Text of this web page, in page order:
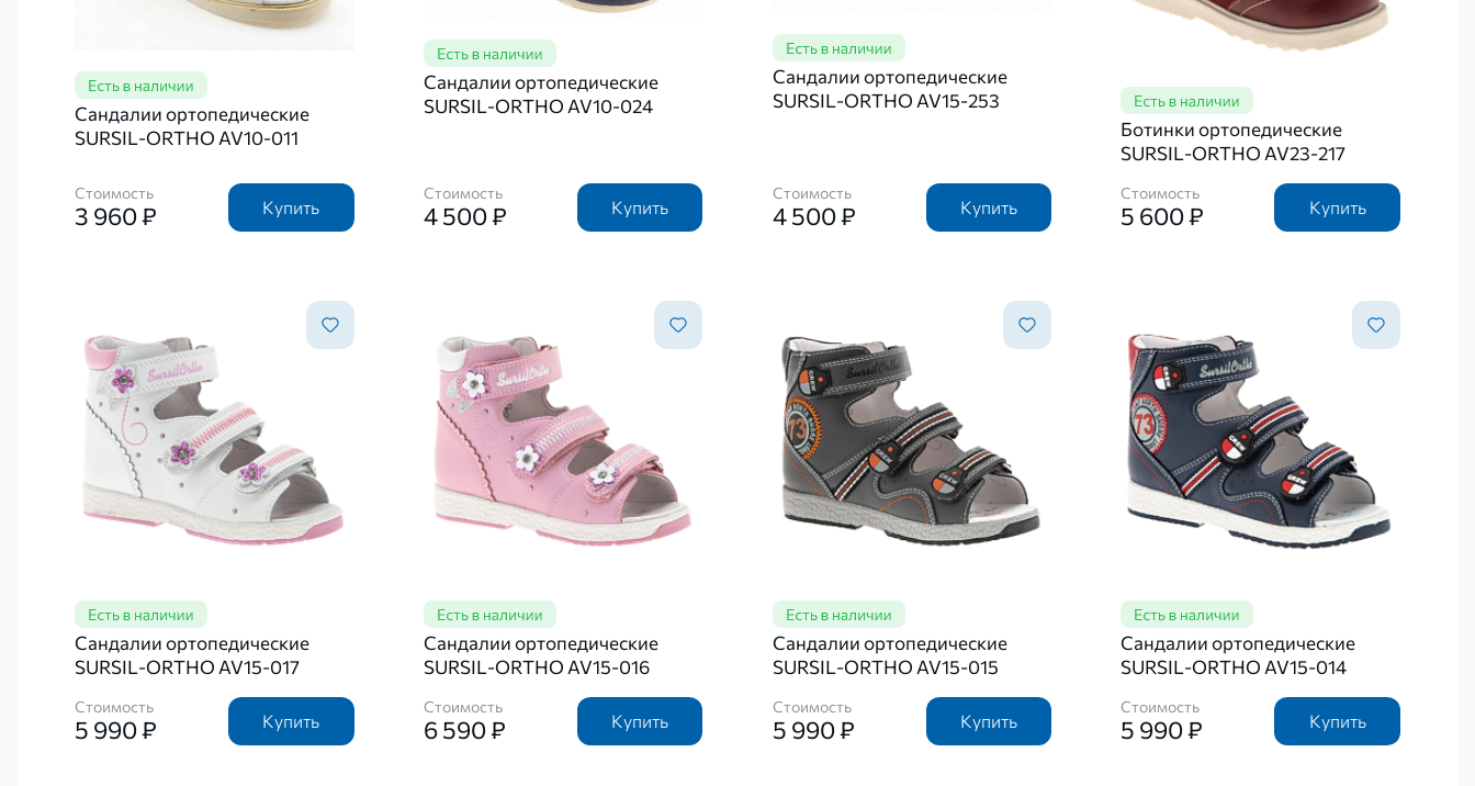
Сандалии ортопедические
SURSIL-ORTHO AV10-011
Стоимость
3 960 ₽ Купить
Сандалии ортопедические
SURSIL-ORTHO AV10-024
Стоимость
4 500 ₽ Купить
Сандалии ортопедические
SURSIL-ORTHO AV15-253
Стоимость
4 500 ₽ Купить
Ботинки ортопедические
SURSIL-ORTHO AV23-217
Стоимость
5 600 ₽ Купить
Сандалии ортопедические
SURSIL-ORTHO AV15-017
Стоимость
5 990 ₽ Купить
Сандалии ортопедические
SURSIL-ORTHO AV15-016
Стоимость
6 590 ₽ Купить
Сандалии ортопедические
SURSIL-ORTHO AV15-015
Стоимость
5 990 ₽ Купить
Сандалии ортопедические
SURSIL-ORTHO AV15-014
Стоимость
5 990 ₽ Купить